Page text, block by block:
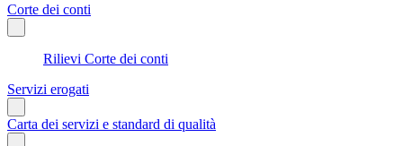
Corte dei conti
Rilievi Corte dei conti
Servizi erogati
Carta dei servizi e standard di qualità